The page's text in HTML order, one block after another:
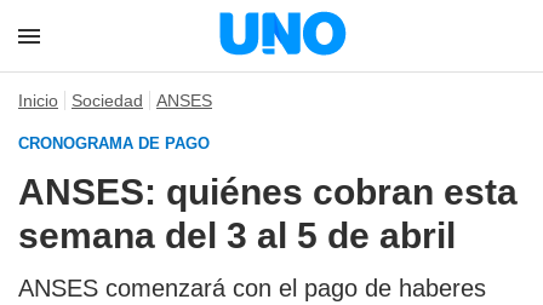
Inicio Sociedad ANSES
CRONOGRAMA DE PAGO
ANSES: quiénes cobran esta
semana del 3 al 5 de abril
ANSES comenzará con el pago de haberes